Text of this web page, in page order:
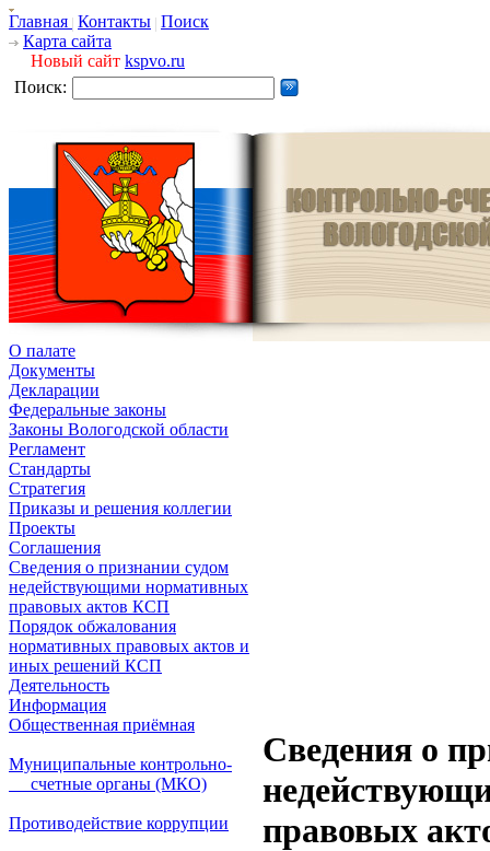
Главная Контакты Поиск
Карта сайта
Новый сайт kspvo.ru
Поиск:
О палате
Документы
Декларации
Федеральные законы
Законы Вологодской области
Регламент
Стандарты
Стратегия
Приказы и решения коллегии
Проекты
Соглашения
Сведения о признании судом
недействующими нормативных
правовых актов КСП
Порядок обжалования
нормативных правовых актов и
иных решений КСП
Деятельность
Информация
Общественная приёмная
Муниципальные контрольно-
счетные органы (МКО)
Противодействие коррупции
Сведения о
правовых